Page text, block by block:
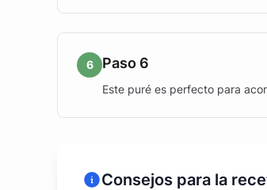
6 Paso 6
Este puré es perfecto para
Consejos para la